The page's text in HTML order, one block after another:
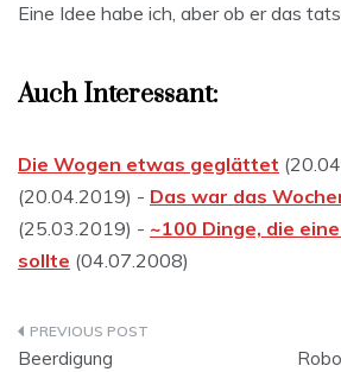
Eine Idee habe ich, aber ob er das
Auch Interessant:
Die Wogen etwas geglättet
(20.04.2019) - Das war das
(25.03.2019) - ~100 Dinge, die
sollte (04.07.2008)
Beitragsnavigation
Beerdigung